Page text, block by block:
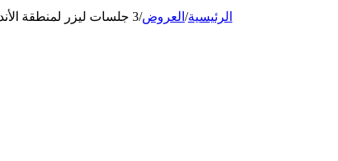
الرئيسية/ العروض/3 جلسات ليزر لمنطقة الأندرآرم مع 3 رتوش بجهاز جنتل ماكس برو